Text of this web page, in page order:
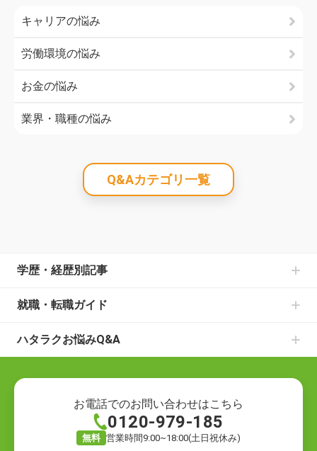
キャリアの悩み
労働環境の悩み
お金の悩み
業界・職種の悩み
Q&Aカテゴリ一覧
学歴・経歴別記事
中卒からの就職の記事一覧
高卒からの就職の記事一覧
大学中退からの就職の記事一覧
フリーターからの就職の記事一覧
就職・転職ガイド
書類選考のお悩みの記事一覧
面接のお悩みの記事一覧
退職についての記事一覧
ハローワークでの仕事探しの記事一覧
転職活動の記事一覧
就職の方法の記事一覧
ハタラクお悩みQ&A
就職の悩み
お電話でのお問い合わせはこちら
0120-979-185
無料 営業時間9:00~18:00(土日祝休み)